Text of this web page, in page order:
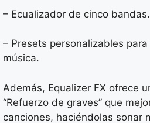
– Ecualizador de cinco bandas.
– Presets personalizables
música.
Además, Equalizer FX ofrece
“Refuerzo de graves” que
canciones, haciéndolas sonar